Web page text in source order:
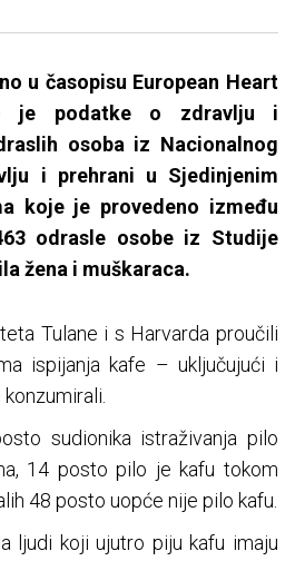
u časopisu European Heart
je podatke o zdravlju i
osoba iz Nacionalnog
i prehrani u Sjedinjenim
koje je provedeno između
odrasle osobe iz Studije
žena i muškaraca.
Tulane i s Harvarda proučili
ispijanja kafe – uključujući i
sudionika istraživanja pilo
14 posto pilo je kafu tokom
48 posto uopće nije pilo kafu.
ljudi koji ujutro piju kafu imaju